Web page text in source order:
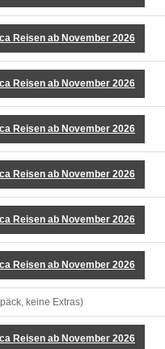
Reisen ab November 2026
Reisen ab November 2026
Reisen ab November 2026
Reisen ab November 2026
Reisen ab November 2026
Reisen ab November 2026
keine Extras)
Reisen ab November 2026